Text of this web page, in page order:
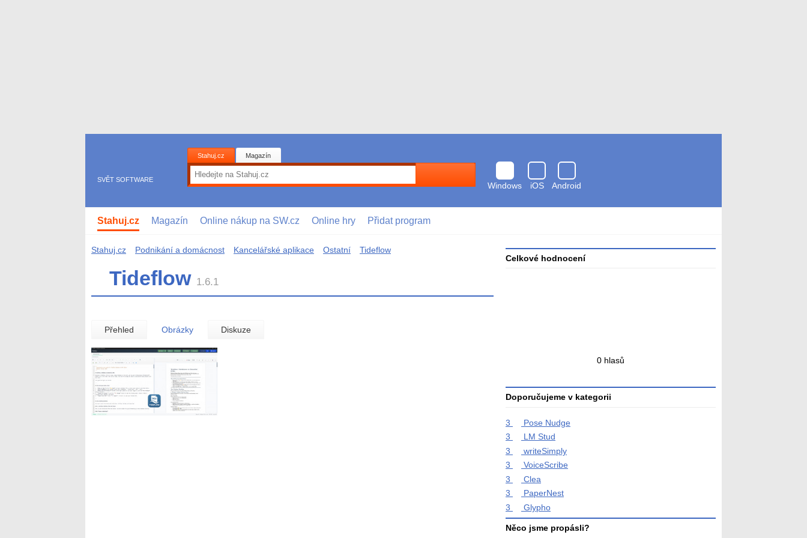
SVĚT SOFTWARE
Stahuj.cz Magazín
Windows
iOS
Android
antivirem
Stahuj.cz Magazín Online nákup na SW.cz Online hry Přidat program
Stahuj.cz Podnikání a domácnost Kancelářské aplikace Ostatní Tideflow
Tideflow 1.6.1
Přehled Obrázky Diskuze
Celkové hodnocení
0 hlasů
Doporučujeme v kategorii
3
Pose Nudge
3
LM Stud
3
writeSimply
3
VoiceScribe
3
Clea
3
PaperNest
3
Glypho
Něco jsme propásli?